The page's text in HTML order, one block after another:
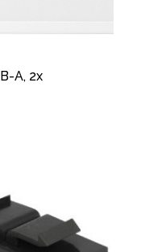
A, 2x